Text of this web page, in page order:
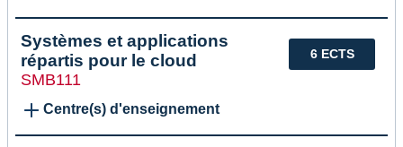
6 ECTS
Systèmes et applications
répartis pour le cloud
SMB111
Centre(s) d'enseignement